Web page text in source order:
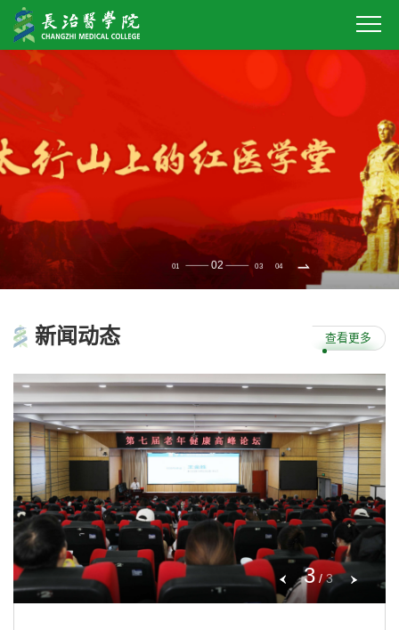
01 02 03 04
新闻动态 查看更多
3 /3